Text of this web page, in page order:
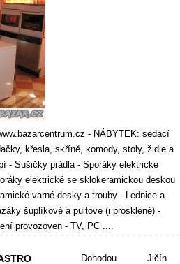
- NÁBYTEK: sedací
křesla, skříně, komody, stoly, židle a
- Sušičky prádla - Sporáky elektrické
elektrické se sklokeramickou deskou
varné desky a trouby - Lednice a
šuplíkové a pultové (i prosklené) -
provozoven - TV, PC ....
Dohodou
Jičín